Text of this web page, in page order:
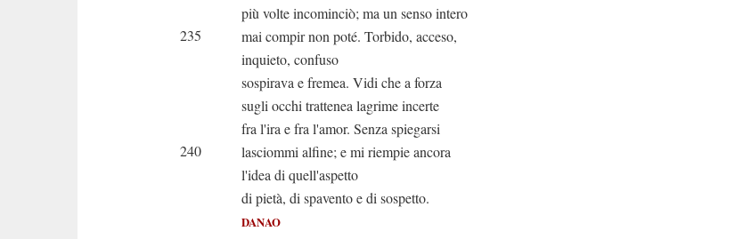
più volte incominciò; ma un senso intero
235
mai compir non poté. Torbido, acceso,
inquieto, confuso
sospirava e fremea. Vidi che a forza
sugli occhi trattenea lagrime incerte
fra l'ira e fra l'amor. Senza spiegarsi
240
lasciommi alfine; e mi riempie ancora
l'idea di quell'aspetto
di pietà, di spavento e di sospetto.
DANAO